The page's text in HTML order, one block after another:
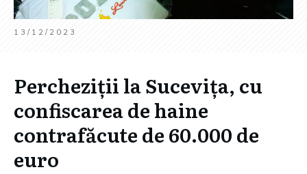
13/12/2023
Percheziții la Sucevița, cu
confiscarea de haine
contrafăcute de 60.000 de
euro